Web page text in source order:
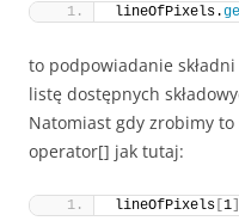
lineOfPixels.
to podpowiadanie
listę dostępnych
Natomiast gdy zrobimy
operator[] jak tutaj:
lineOfPixels 1